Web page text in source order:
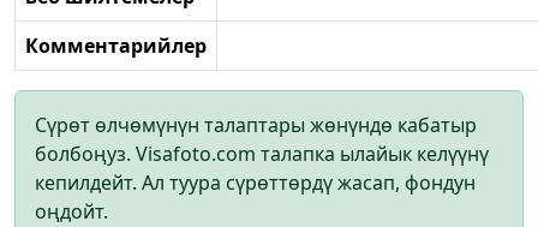
Комментарийлер
Сүрөт өлчөмүнүн талаптары жөнүндө кабатыр
болбоңуз. Visafoto.com талапка ылайык келүүнү
кепилдейт. Ал туура сүрөттөрдү жасап, фондун
оңдойт.